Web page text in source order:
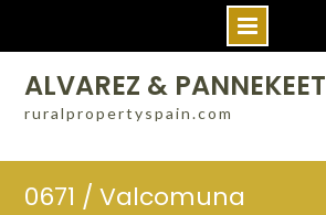
ALVAREZ & PANNEKEET
ruralpropertyspain.com
0671 / Valcomuna